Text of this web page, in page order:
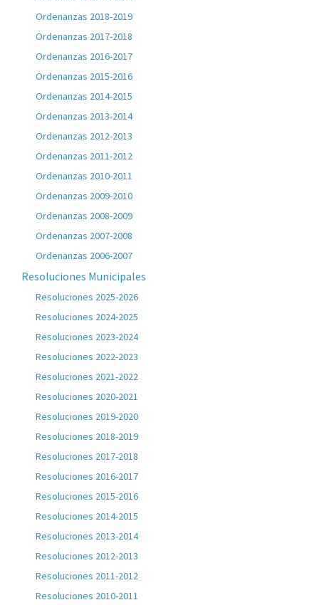
Ordenanzas 2018-2019
Ordenanzas 2017-2018
Ordenanzas 2016-2017
Ordenanzas 2015-2016
Ordenanzas 2014-2015
Ordenanzas 2013-2014
Ordenanzas 2012-2013
Ordenanzas 2011-2012
Ordenanzas 2010-2011
Ordenanzas 2009-2010
Ordenanzas 2008-2009
Ordenanzas 2007-2008
Ordenanzas 2006-2007
Resoluciones Municipales
Resoluciones 2025-2026
Resoluciones 2024-2025
Resoluciones 2023-2024
Resoluciones 2022-2023
Resoluciones 2021-2022
Resoluciones 2020-2021
Resoluciones 2019-2020
Resoluciones 2018-2019
Resoluciones 2017-2018
Resoluciones 2016-2017
Resoluciones 2015-2016
Resoluciones 2014-2015
Resoluciones 2013-2014
Resoluciones 2012-2013
Resoluciones 2011-2012
Resoluciones 2010-2011